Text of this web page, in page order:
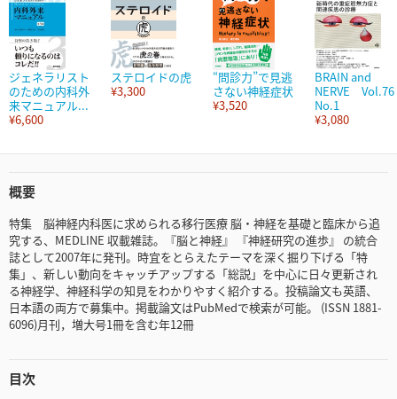
ジェネラリスト
のための内科外
来マニュアル...
¥6,600
ステロイドの虎
¥3,300
“問診力”で見逃
さない神経症状
¥3,520
BRAIN and
NERVE Vol.76
No.1
¥3,080
概要
特集 脳神経内科医に求められる移行医療 脳・神経を基礎と臨床から追
究する、MEDLINE 収載雑誌。『脳と神経』 『神経研究の進歩』 の統合
誌として2007年に発刊。時宜をとらえたテーマを深く掘り下げる「特
集」、新しい動向をキャッチアップする「総説」を中心に日々更新され
る神経学、神経科学の知見をわかりやすく紹介する。投稿論文も英語、
日本語の両方で募集中。掲載論文はPubMedで検索が可能。 (ISSN 1881-
6096)月刊，増大号1冊を含む年12冊
目次